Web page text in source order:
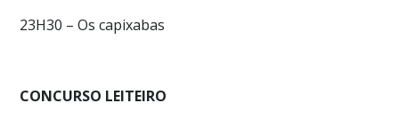
23H30 – Os capixabas
CONCURSO LEITEIRO